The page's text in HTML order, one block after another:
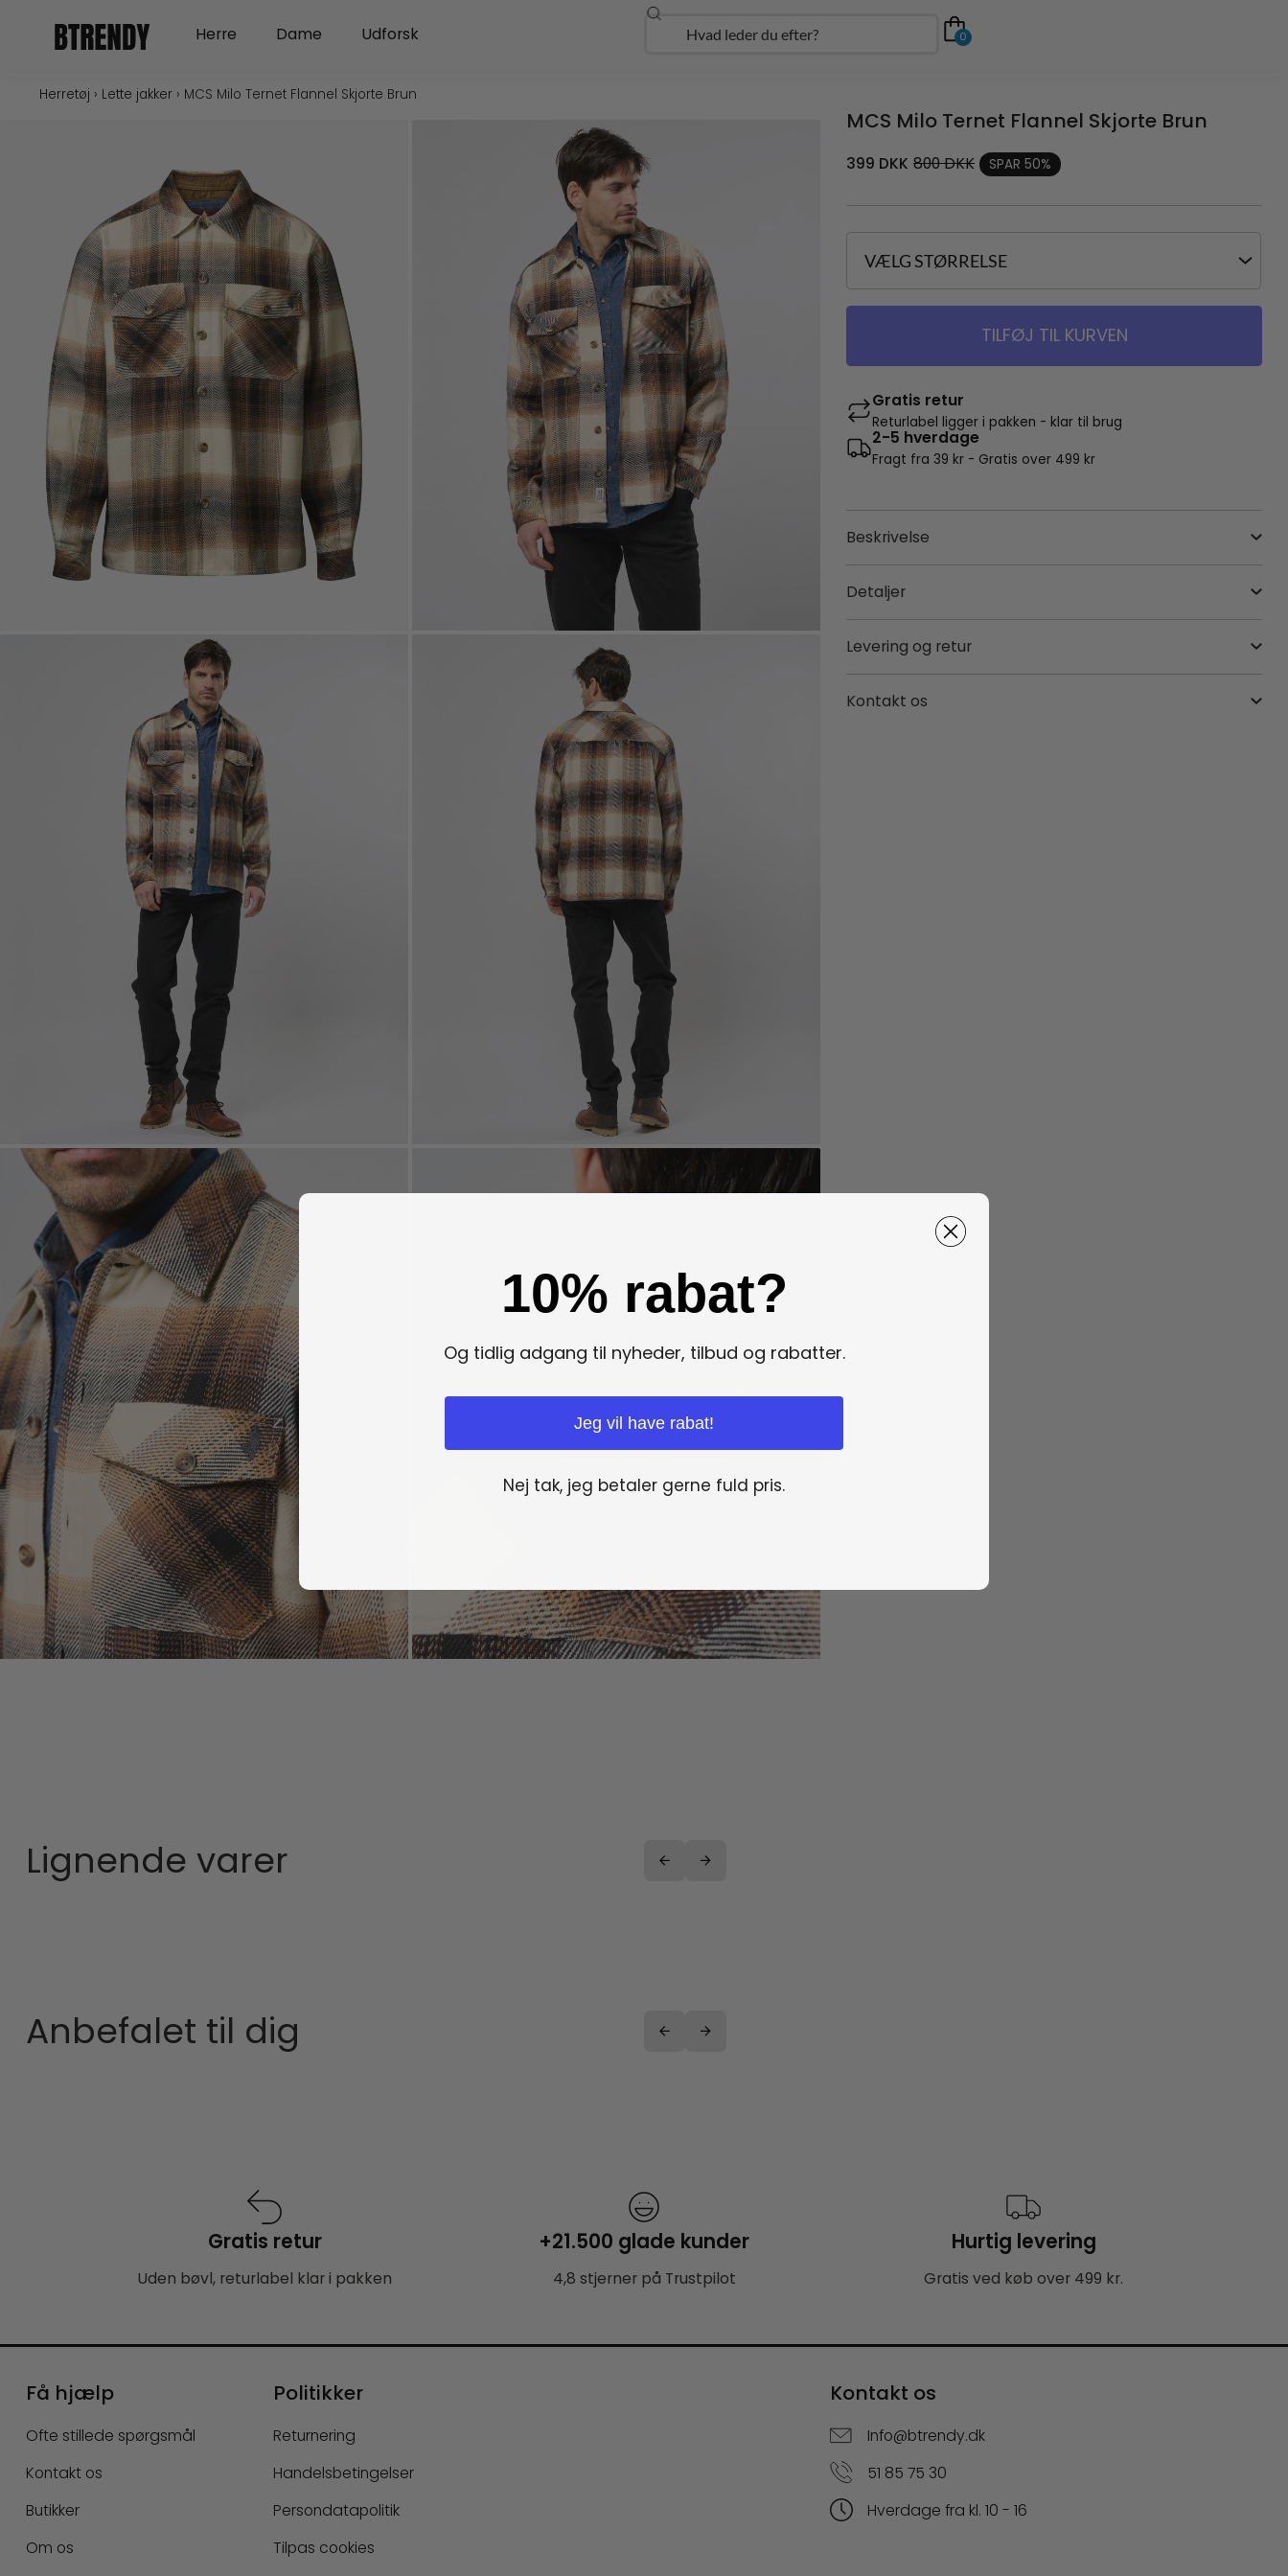
Herre Open Herre
Dame Open Dame
Udforsk Søg 0
Herretøj › Lette jakker› MCS Milo Ternet Flannel Skjorte Brun
MCS Milo Ternet Flannel Skjorte Brun
399 DKK 800DKK SPAR 50%
TILFØJ TIL KURVEN
Gratis retur
Returlabel ligger i pakken - klar til brug
2-5 hverdage
Fragt fra 39 kr - Gratis over 499 kr
Beskrivelse
Detaljer
Levering og retur
Kontakt os
Lignende varer
Anbefalet til dig
Gratis retur
Uden bøvl, returlabel klar i pakken
+21.500 glade kunder
4,8 stjerner på Trustpilot
Hurtig levering
Gratis ved køb over 499 kr.
Få hjælp
Ofte stillede spørgsmål
Kontakt os
Butikker
Om os
Politikker
Returnering
Handelsbetingelser
Persondatapolitik
Tilpas cookies
Kontakt os
Info@btrendy.dk
51 85 75 30
Hverdage fra kl. 10 - 16
10% rabat?
Og tidlig adgang til nyheder, tilbud og rabatter.
Jeg vil have rabat!
Nej tak, jeg betaler gerne fuld pris.